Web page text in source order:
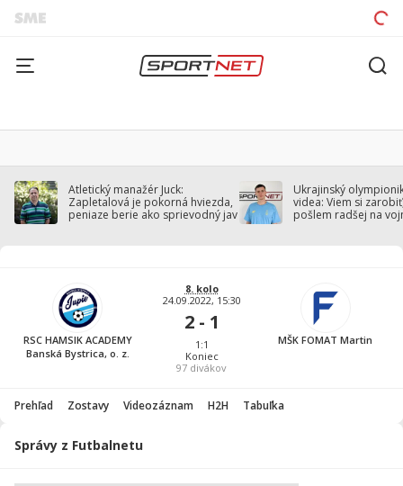
Atletický manažér Juck:
Zapletalová je pokorná hviezda,
peniaze berie ako sprievodný jav
Ukrajinský
videa: Viem si
pošlem radšej na
RSC HAMSIK ACADEMY
Banská Bystrica, o. z.
8. kolo
24.09.2022, 15:30
2 - 1
1:1
Koniec
97 divákov
MŠK FOMAT Martin
Prehľad Zostavy Videozáznam H2H Tabuľka
Správy z Futbalnetu